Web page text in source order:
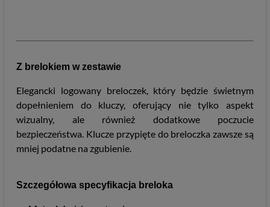
Z brelokiem w zestawie
Elegancki logowany breloczek, który będzie świetnym
dopełnieniem do kluczy, oferujący nie tylko aspekt
wizualny, ale również dodatkowe poczucie
bezpieczeństwa. Klucze przypięte do breloczka zawsze są
mniej podatne na zgubienie.
Szczegółowa specyfikacja breloka